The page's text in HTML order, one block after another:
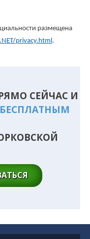
размещена
privacy.html.
СЕЙЧАС И
БЕСПЛАТНЫМ